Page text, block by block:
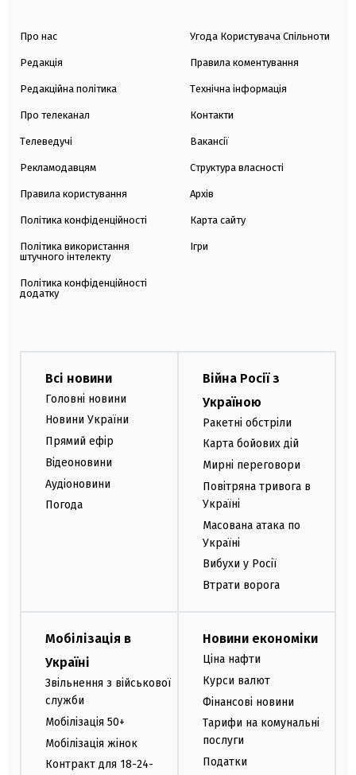
Про нас
Редакція
Редакційна політика
Про телеканал
Телеведучі
Рекламодавцям
Правила користування
Політика конфіденційності
Політика використання
штучного інтелекту
Політика конфіденційності
додатку
Угода Користувача Спільноти
Правила коментування
Технічна інформація
Контакти
Вакансії
Структура власності
Архів
Карта сайту
Ігри
Всі новини
Головні новини
Новини України
Прямий ефір
Відеоновини
Аудіоновини
Погода
Війна Росії з
Україною
Ракетні обстріли
Карта бойових дій
Мирні переговори
Повітряна тривога в
Україні
Масована атака по
Україні
Вибухи у Росії
Втрати ворога
Мобілізація в
Україні
Звільнення з військової
служби
Мобілізація 50+
Мобілізація жінок
Контракт для 18-24-
Новини економіки
Ціна нафти
Курси валют
Фінансові новини
Тарифи на комунальні
послуги
Податки